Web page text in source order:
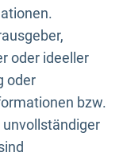
oder ideeller
oder
bzw.